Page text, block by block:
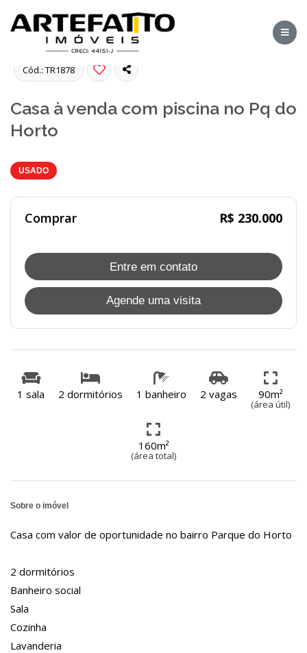
Cód.: TR1878
Casa à venda com piscina no Pq do
Horto
USADO
Comprar R$ 230.000
Entre em contato
Agende uma visita
1 sala 2 dormitórios 1 banheiro 2 vagas 90m²
(área útil)
160m²
(área total)
Sobre o imóvel
Casa com valor de oportunidade no bairro Parque do Horto
2 dormitórios
Banheiro social
Sala
Cozinha
Lavanderia